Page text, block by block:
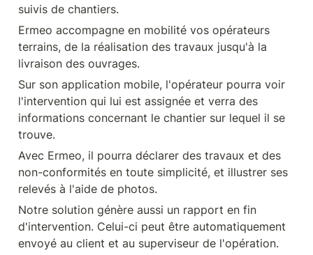
suivis de chantiers.
Ermeo accompagne en mobilité vos opérateurs
terrains, de la réalisation des travaux jusqu'à la
livraison des ouvrages.
Sur son application mobile, l'opérateur pourra voir
l'intervention qui lui est assignée et verra des
informations concernant le chantier sur lequel il se
trouve.
Avec Ermeo, il pourra déclarer des travaux et des
non-conformités en toute simplicité, et illustrer ses
relevés à l'aide de photos.
Notre solution génère aussi un rapport en fin
d'intervention. Celui-ci peut être automatiquement
envoyé au client et au superviseur de l'opération.